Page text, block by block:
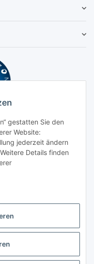
gestatten Sie den
Website:
jederzeit ändern
Details finden